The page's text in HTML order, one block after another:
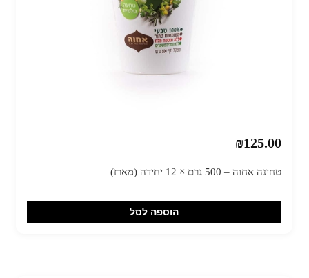
₪125.00
טחינה אחוה – 500 גרם × 12 יחידה (מארז)
הוספה לסל